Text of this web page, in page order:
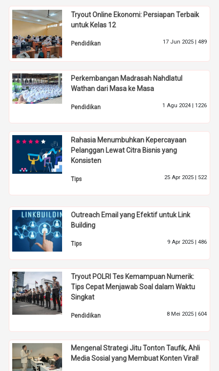
Tryout Online Ekonomi: Persiapan Terbaik
untuk Kelas 12
Pendidikan 17 Jun 2025 | 489
Perkembangan Madrasah Nahdlatul
Wathan dari Masa ke Masa
Pendidikan 1 Agu 2024 | 1226
Rahasia Menumbuhkan Kepercayaan
Pelanggan Lewat Citra Bisnis yang
Konsisten
Tips 25 Apr 2025 | 522
Outreach Email yang Efektif untuk Link
Building
Tips 9 Apr 2025 | 486
Tryout POLRI Tes Kemampuan Numerik:
Tips Cepat Menjawab Soal dalam Waktu
Singkat
Pendidikan 8 Mei 2025 | 604
Mengenal Strategi Jitu Tonton Taufik, Ahli
Media Sosial yang Membuat Konten Viral!